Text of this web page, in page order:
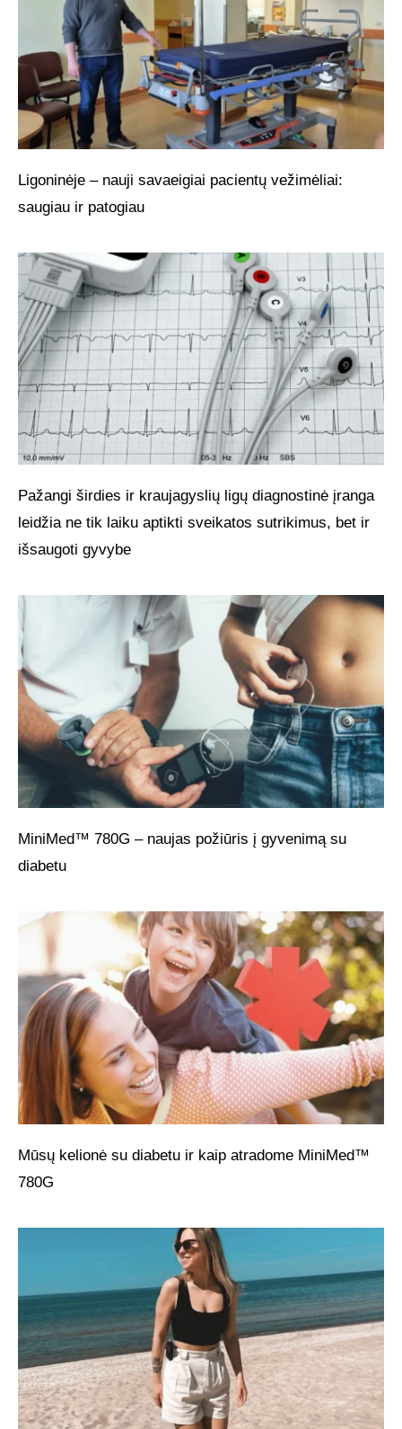
Ligoninėje – nauji savaeigiai pacientų vežimėliai:
saugiau ir patogiau
Pažangi širdies ir kraujagyslių ligų diagnostinė įranga
leidžia ne tik laiku aptikti sveikatos sutrikimus, bet ir
išsaugoti gyvybe
MiniMed™ 780G – naujas požiūris į gyvenimą su
diabetu
Mūsų kelionė su diabetu ir kaip atradome MiniMed™
780G